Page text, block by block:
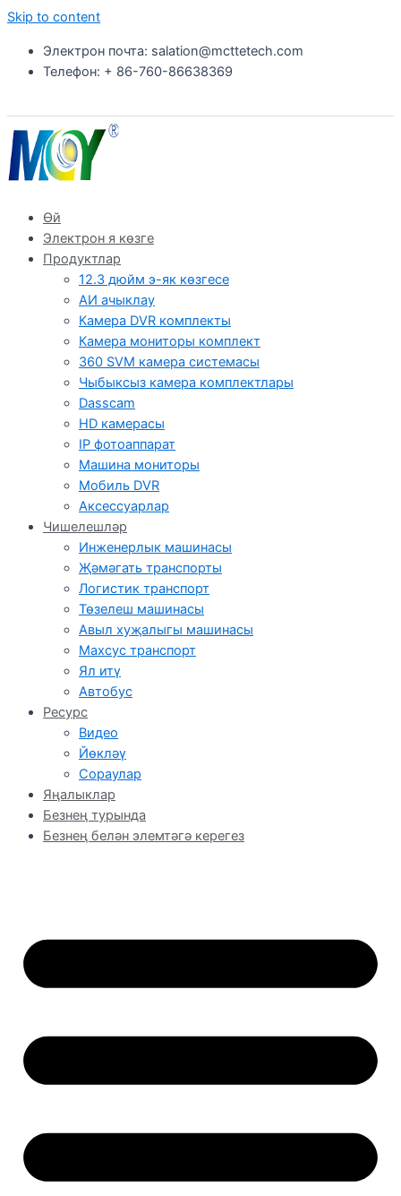
Skip to content
Электрон почта: salation@mcttetech.com
Телефон: + 86-760-86638369
Өй
Электрон я көзге
Продуктлар
12.3 дюйм э-як көзгесе
АИ ачыклау
Камера DVR комплекты
Камера мониторы комплект
360 SVM камера системасы
Чыбыксыз камера комплектлары
Dasscam
HD камерасы
IP фотоаппарат
Машина мониторы
Мобиль DVR
Аксессуарлар
Чишелешләр
Инженерлык машинасы
Җәмәгать транспорты
Логистик транспорт
Төзелеш машинасы
Авыл хуҗалыгы машинасы
Махсус транспорт
Ял итү
Автобус
Ресурс
Видео
Йөкләү
Сораулар
Яңалыклар
Безнең турында
Безнең белән элемтәгә керегез